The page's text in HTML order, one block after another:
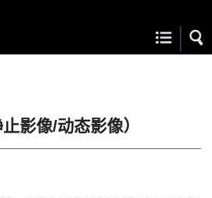
止影像/动态影像）